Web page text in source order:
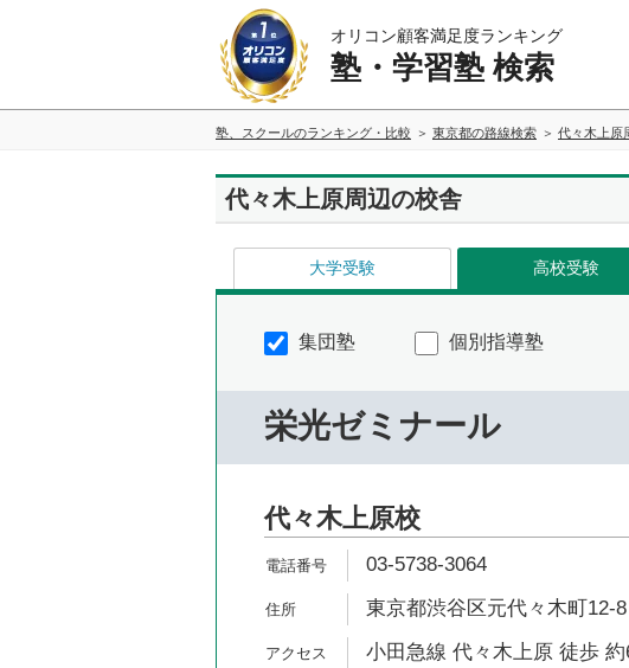
オリコン顧客満足度ランキング
塾・学習塾 検索
塾、スクールのランキング・比較 東京都の路線検索 代々木上原
代々木上原周辺の校舎
大学受験 高校受験
集団塾 個別指導塾
栄光ゼミナール
代々木上原校
03-5738-3064
東京都渋谷区元代々木町12-8
小田急線 代々木上原 徒歩 約